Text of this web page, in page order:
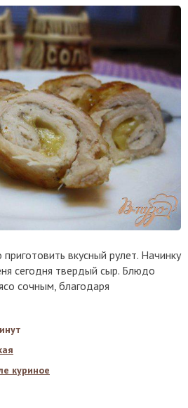
вкусный рулет. Начинку
сегодня твердый сыр. Блюдо
сочным, благодаря
куриное